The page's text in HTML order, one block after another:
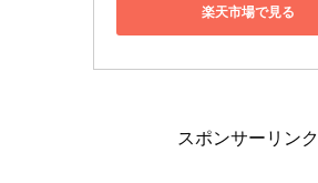
楽天市場で見る
スポンサーリンク